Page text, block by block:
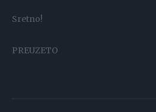
Sretno!
PREUZETO